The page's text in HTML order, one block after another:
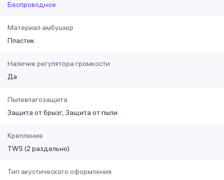
Беспроводное
Материал амбушюр
Пластик
Наличие регулятора громкости
Да
Пылевлагозащита
Защита от брызг Защита от пыли
Крепление
TWS (2 раздельно)
Тип акустического оформления